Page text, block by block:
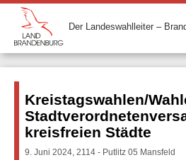
Der Landeswahlleiter –
Kreistagswahlen/
kreisfreien Städte
9. Juni 2024, 2114 - Putlitz 05 Mansfeld